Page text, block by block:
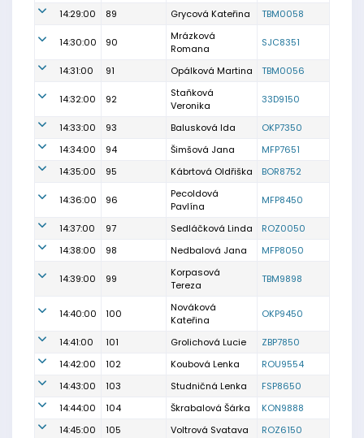
14:29:00
89 Grycová Kateřina TBM0058
14:30:00 90
Mrázková
Romana
SJC8351
14:31:00 91 Opálková Martina TBM0056
14:32:00 92
Staňková
Veronika
33D9150
14:33:00 93 Balusková Ida
OKP7350
14:34:00
94 Šimšová Jana
MFP7651
14:35:00
95 Kábrtová Oldřiška BOR8752
14:36:00 96
Pecoldová
Pavlína
MFP8450
14:37:00 97 Sedláčková Linda
ROZ0050
14:38:00
98 Nedbalová Jana MFP8050
14:39:00 99
Korpasová
Tereza
TBM9898
14:40:00 100
Nováková
Kateřina
OKP9450
14:41:00 101 Grolichová Lucie
ZBP7850
14:42:00
102 Koubová Lenka
ROU9554
14:43:00
103 Studničná Lenka
FSP8650
14:44:00
104 Škrabalová Šárka
KON9888
14:45:00
105 Voltrová Svatava
ROZ6150